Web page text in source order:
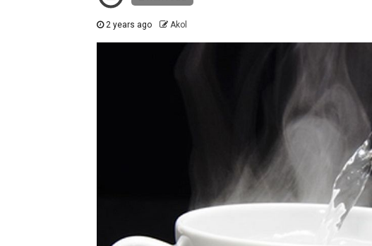
2 years ago Akol